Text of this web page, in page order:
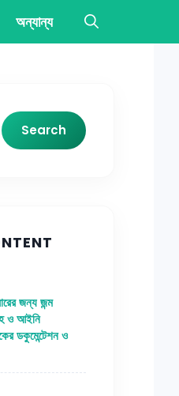
অন্যান্য
Search
জন্য জন্ম
ও আইনি
ডকুমেন্টেশন ও